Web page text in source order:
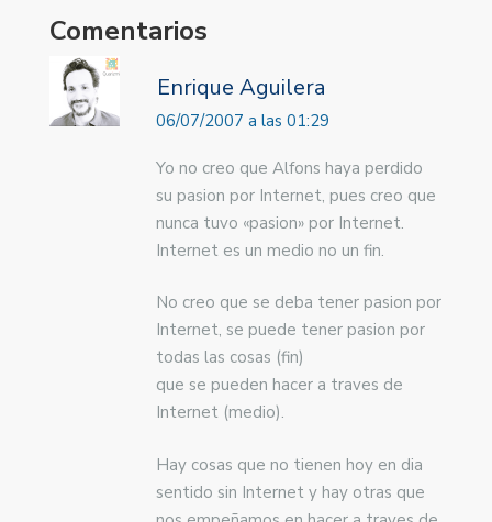
Comentarios
Enrique Aguilera
06/07/2007 a las 01:29
Yo no creo que Alfons haya perdido
su pasion por Internet, pues creo que
nunca tuvo «pasion» por Internet.
Internet es un medio no un fin.
No creo que se deba tener pasion por
Internet, se puede tener pasion por
todas las cosas (fin)
que se pueden hacer a traves de
Internet (medio).
Hay cosas que no tienen hoy en dia
sentido sin Internet y hay otras que